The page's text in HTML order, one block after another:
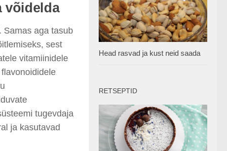
võidelda
Samas aga tasub
sest
vitamiinidele
tugevdaja
ja kasutavad
Head rasvad ja kust neid saada
RETSEPTID